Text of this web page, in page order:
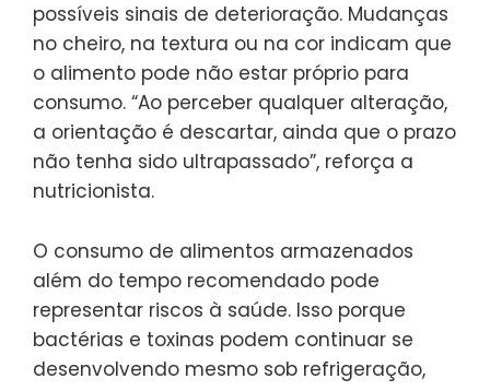
possíveis sinais de deterioração. Mudanças
no cheiro, na textura ou na cor indicam que
o alimento pode não estar próprio para
consumo. “Ao perceber qualquer alteração,
a orientação é descartar, ainda que o prazo
não tenha sido ultrapassado”, reforça a
nutricionista.
O consumo de alimentos armazenados
além do tempo recomendado pode
representar riscos à saúde. Isso porque
bactérias e toxinas podem continuar se
desenvolvendo mesmo sob refrigeração,